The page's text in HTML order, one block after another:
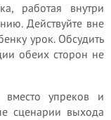
работая внутри
Действуйте вне
урок. Обсудить
обеих сторон не
вместо упреков и
сценарии выхода